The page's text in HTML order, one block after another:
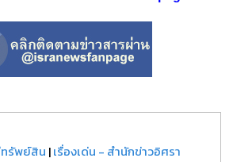
รัพย์สิน |เรื่องเด่น - สำนักข่าวอิศรา